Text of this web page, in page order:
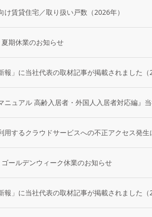
け賃貸住宅／取り扱い戸数（2026年）
期休業のお知らせ
報」に当社代表の取材記事が掲載されました（
ニュアル 高齢入居者・外国人入居者対応編』
用するクラウドサービスへの不正アクセス発
ールデンウィーク休業のお知らせ
報」に当社代表の取材記事が掲載されました（